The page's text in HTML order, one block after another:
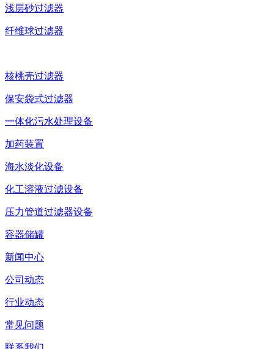
浅层砂过滤器
纤维球过滤器
核桃壳过滤器
保安袋式过滤器
一体化污水处理设备
加药装置
海水淡化设备
化工溶液过滤设备
压力管道过滤器设备
容器储罐
新闻中心
公司动态
行业动态
常见问题